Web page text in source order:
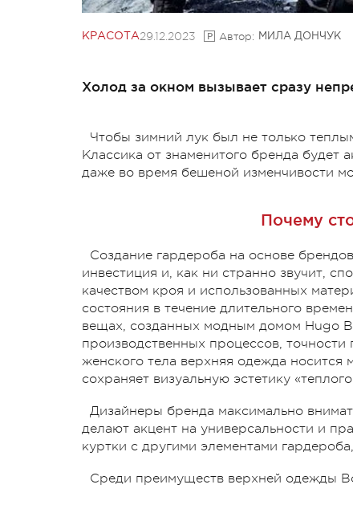
КРАСОТА29.12.2023 Автор: МИЛА ДОНЧУК
Холод за окном вызывает сразу
Чтобы зимний лук был не только
Классика от знаменитого бренда будет
даже во время бешеной изменчивости
Почему
Создание гардероба на основе
инвестиция и, как ни странно звучит,
качеством кроя и использованных
состояния в течение длительного
вещах, созданных модным домом Hugo
производственных процессов,
женского тела верхняя одежда носится
сохраняет визуальную эстетику
Дизайнеры бренда максимально
делают акцент на универсальности и
куртки с другими элементами
Среди преимуществ верхней одежды